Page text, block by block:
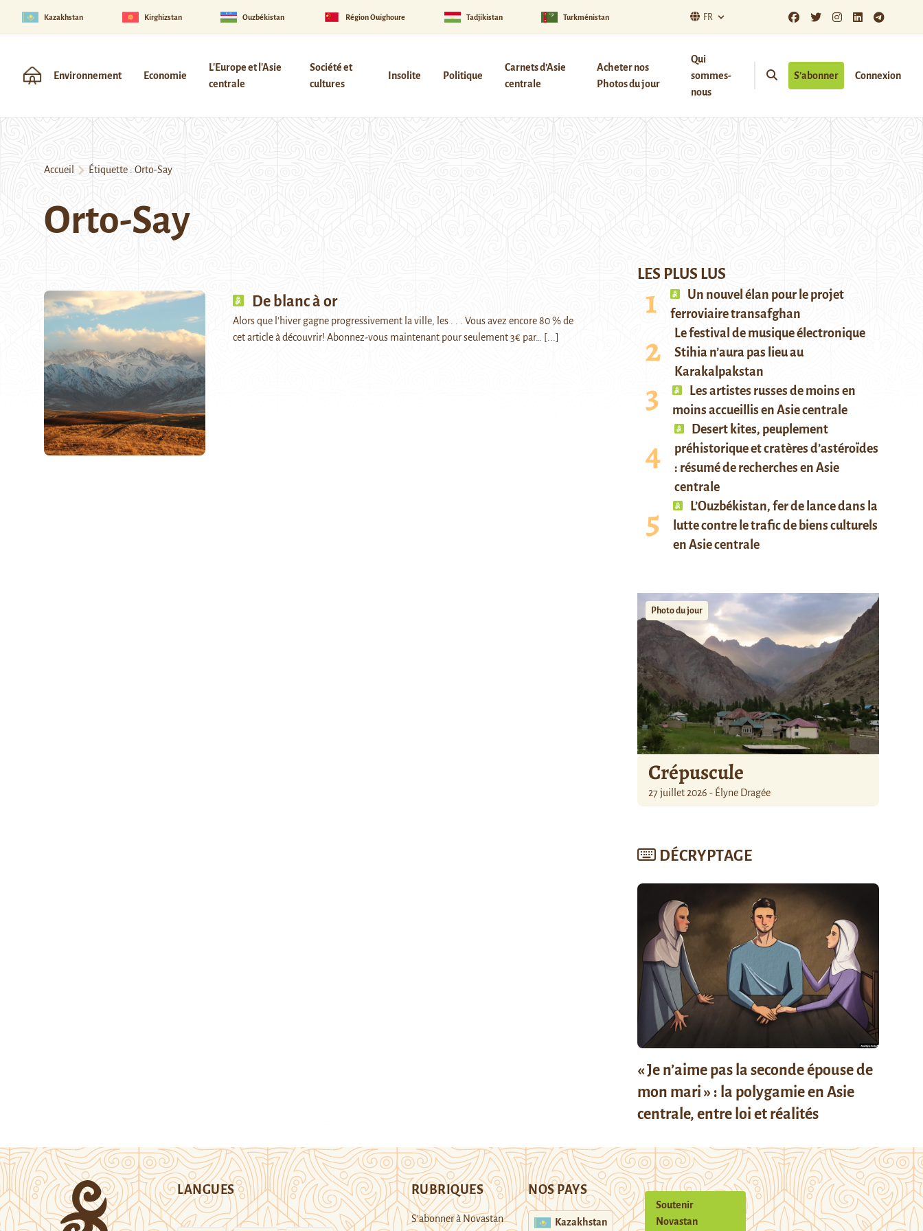
Kazakhstan Kirghizstan Ouzbékistan Région Ouïghoure Tadjikistan Turkménistan FR
Environnement Economie
L'Europe et l'Asie
centrale
Société et
cultures
Insolite Politique
Carnets d’Asie
centrale
Acheter nos
Photos du jour
Qui
sommes-
nous
S’abonner Connexion
Accueil Étiquette : Orto-Say
Orto-Say
De blanc à or
Alors que l'hiver gagne progressivement la ville, les . . . Vous avez encore 80 % de
cet article à découvrir! Abonnez-vous maintenant pour seulement 3€ par…
[...]
LES PLUS LUS
Un nouvel élan pour le projet
ferroviaire transafghan
Le festival de musique électronique
Stihia n’aura pas lieu au
Karakalpakstan
Les artistes russes de moins en
moins accueillis en Asie centrale
Desert kites, peuplement
préhistorique et cratères d’astéroïdes
: résumé de recherches en Asie
centrale
L’Ouzbékistan, fer de lance dans la
lutte contre le trafic de biens culturels
en Asie centrale
Photo du jour
Crépuscule
27 juillet 2026 - Élyne Dragée
DÉCRYPTAGE
« Je n’aime pas la seconde épouse de
mon mari » : la polygamie en Asie
centrale, entre loi et réalités
LANGUES RUBRIQUES
S’abonner à Novastan
NOS PAYS
Kazakhstan
Soutenir
Novastan